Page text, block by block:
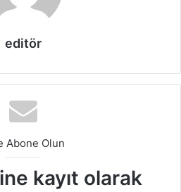
uzatarak, rahat bir
editör
Abone Olun
kayıt olarak